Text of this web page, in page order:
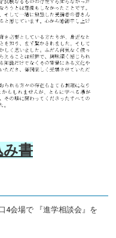
み書
4会場で 『進学相談会』を